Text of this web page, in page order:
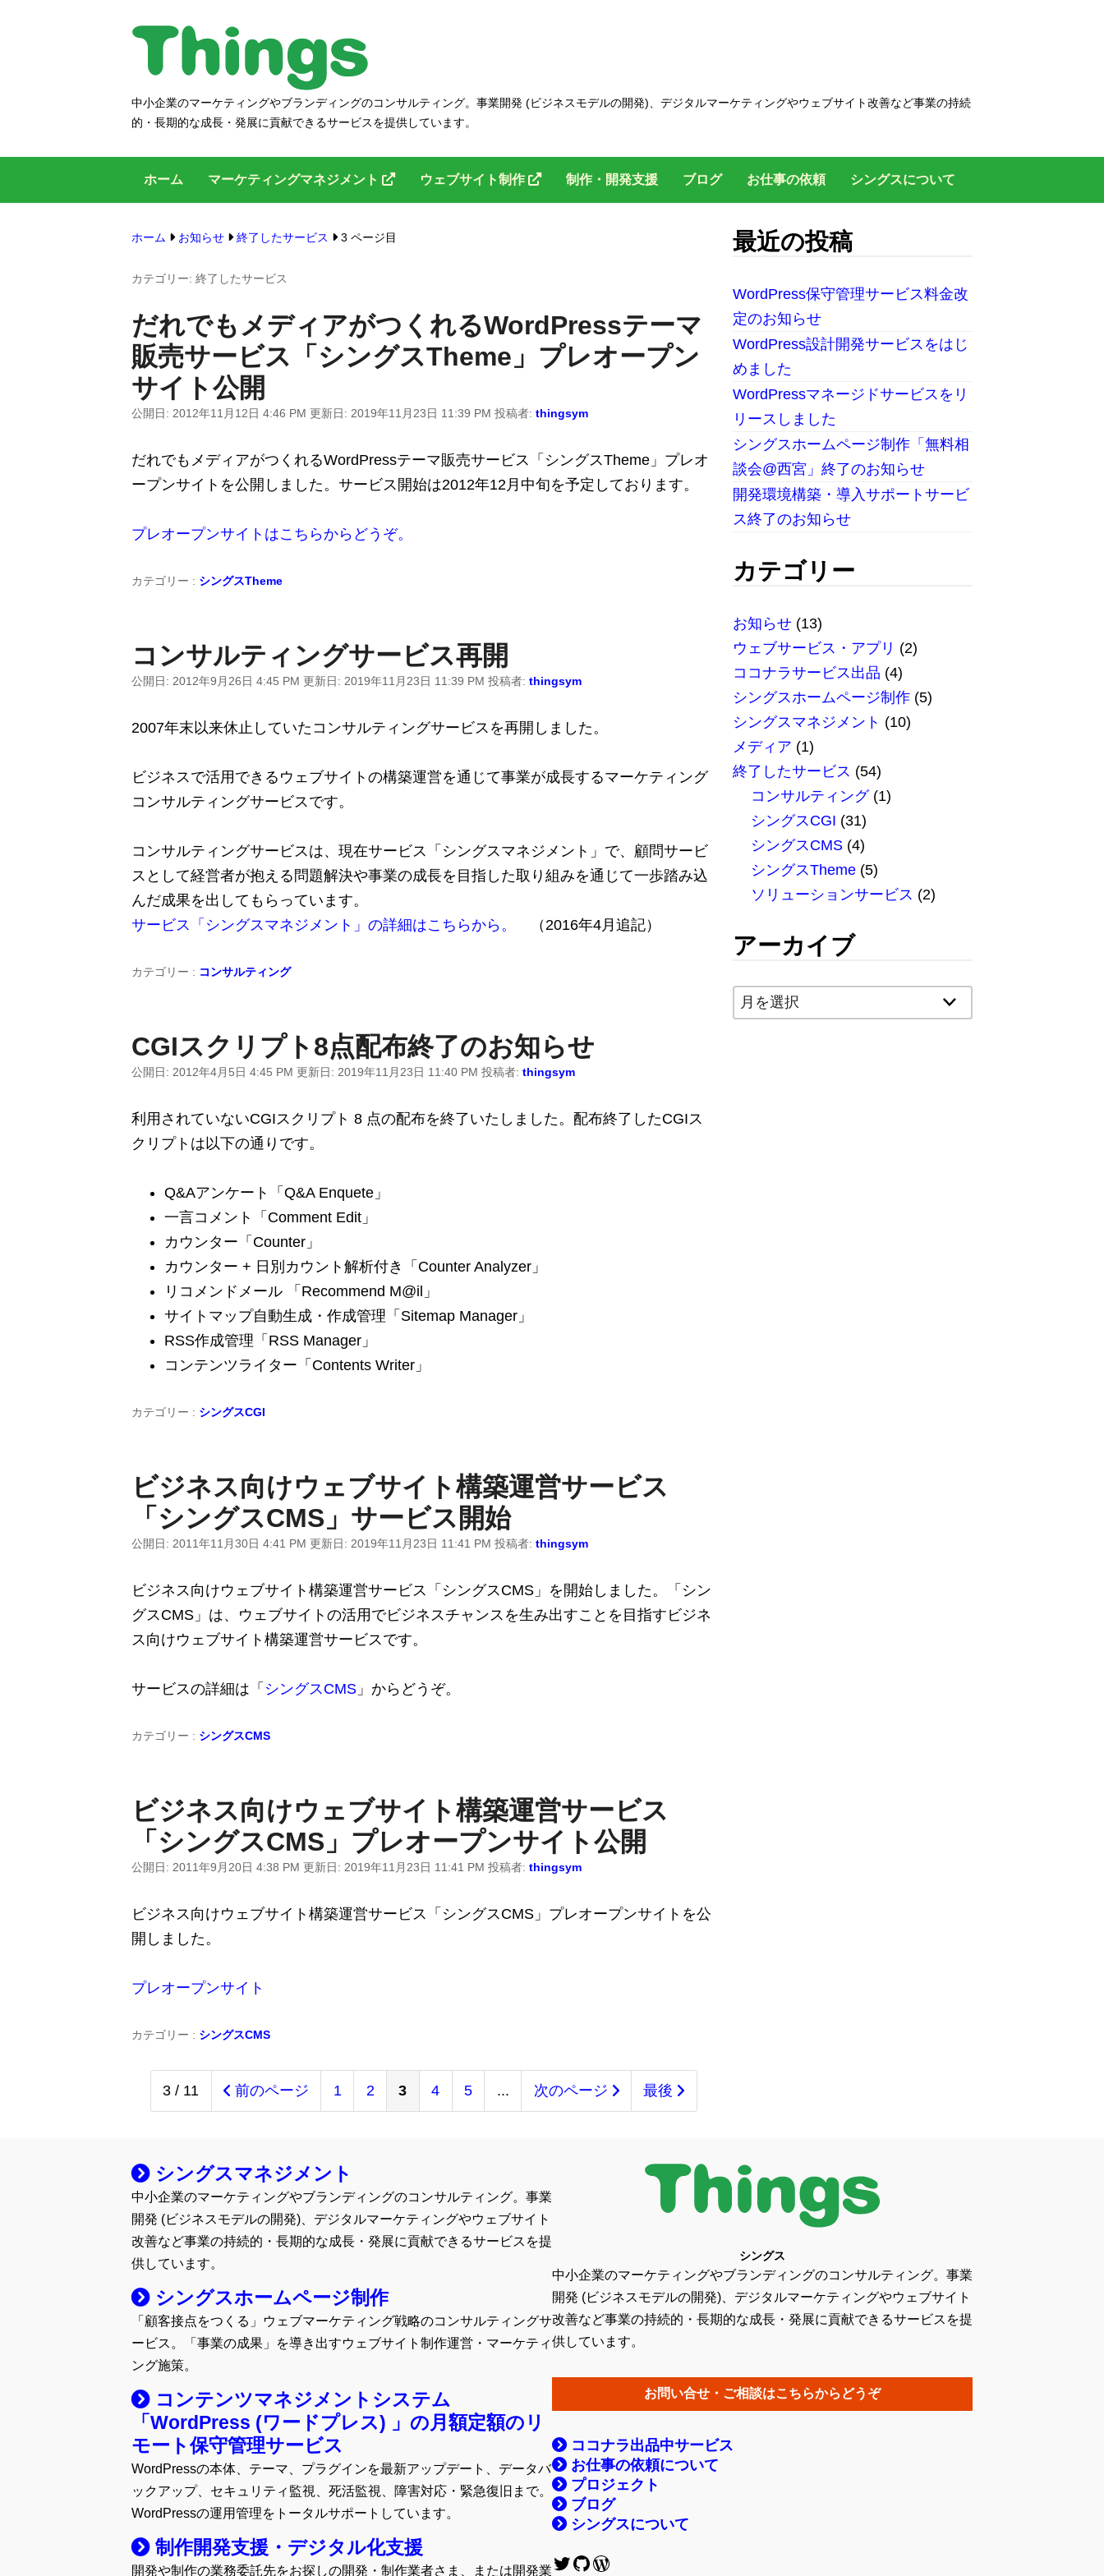
ス
シングス
中小企業のマーケティングやブランディングのコンサルティング。事業開発 (ビジネスモデルの開発)、デジタルマーケティングやウェブサイト改善など事業の持続
的・長期的な成長・発展に貢献できるサービスを提供しています。
ホーム マーケティングマネジメント ウェブサイト制作 制作・開発支援 ブログ お仕事の依頼 シングスについて
ホーム お知らせ 終了したサービス 3 ページ目
カテゴリー: 終了したサービス
だれでもメディアがつくれるWordPressテーマ
販売サービス「シングスTheme」プレオープン
サイト公開
公開日: 2012年11月12日 4:46 PM 更新日: 2019年11月23日 11:39 PM 投稿者: thingsym
だれでもメディアがつくれるWordPressテーマ販売サービス「シングスTheme」プレオ
ープンサイトを公開しました。サービス開始は2012年12月中旬を予定しております。
プレオープンサイトはこちらからどうぞ。
カテゴリー : シングスTheme
コンサルティングサービス再開
公開日: 2012年9月26日 4:45 PM 更新日: 2019年11月23日 11:39 PM 投稿者: thingsym
2007年末以来休止していたコンサルティングサービスを再開しました。
ビジネスで活用できるウェブサイトの構築運営を通じて事業が成長するマーケティング
コンサルティングサービスです。
コンサルティングサービスは、現在サービス「シングスマネジメント」で、顧問サービ
スとして経営者が抱える問題解決や事業の成長を目指した取り組みを通じて一歩踏み込
んだ成果を出してもらっています。
サービス「シングスマネジメント」の詳細はこちらから。
（2016年4月追記）
カテゴリー : コンサルティング
CGIスクリプト8点配布終了のお知らせ
公開日: 2012年4月5日 4:45 PM 更新日: 2019年11月23日 11:40 PM 投稿者: thingsym
利用されていないCGIスクリプト 8 点の配布を終了いたしました。配布終了したCGIス
クリプトは以下の通りです。
Q&Aアンケート「Q&A Enquete」
一言コメント「Comment Edit」
カウンター「Counter」
カウンター + 日別カウント解析付き「Counter Analyzer」
リコメンドメール 「Recommend M@il」
サイトマップ自動生成・作成管理「Sitemap Manager」
RSS作成管理「RSS Manager」
コンテンツライター「Contents Writer」
カテゴリー : シングスCGI
ビジネス向けウェブサイト構築運営サービス
「シングスCMS」サービス開始
公開日: 2011年11月30日 4:41 PM 更新日: 2019年11月23日 11:41 PM 投稿者: thingsym
ビジネス向けウェブサイト構築運営サービス「シングスCMS」を開始しました。「シン
グスCMS」は、ウェブサイトの活用でビジネスチャンスを生み出すことを目指すビジネ
ス向けウェブサイト構築運営サービスです。
サービスの詳細は「 シングスCMS 」からどうぞ。
カテゴリー : シングスCMS
ビジネス向けウェブサイト構築運営サービス
「シングスCMS」プレオープンサイト公開
公開日: 2011年9月20日 4:38 PM 更新日: 2019年11月23日 11:41 PM 投稿者: thingsym
ビジネス向けウェブサイト構築運営サービス「シングスCMS」プレオープンサイトを公
開しました。
プレオープンサイト
カテゴリー : シングスCMS
3 / 11 前のページ 1 2 3 4 5 ... 次のページ 最後
最近の投稿
WordPress保守管理サービス料金改
定のお知らせ
WordPress設計開発サービスをはじ
めました
WordPressマネージドサービスをリ
リースしました
シングスホームページ制作「無料相
談会@西宮」終了のお知らせ
開発環境構築・導入サポートサービ
ス終了のお知らせ
カテゴリー
お知らせ (13)
ウェブサービス・アプリ (2)
ココナラサービス出品 (4)
シングスホームページ制作 (5)
シングスマネジメント (10)
メディア (1)
終了したサービス (54)
コンサルティング(1)
シングスCGI (31)
シングスCMS(4)
シングスTheme(5)
ソリューションサービス (2)
アーカイブ
ア
ー
シングスマネジメント
中小企業のマーケティングやブランディングのコンサルティング。事業
開発 (ビジネスモデルの開発)、デジタルマーケティングやウェブサイト
改善など事業の持続的・長期的な成長・発展に貢献できるサービスを提
供しています。
シングスホームページ制作
「顧客接点をつくる」ウェブマーケティング戦略のコンサルティングサ
ービス。「事業の成果」を導き出すウェブサイト制作運営・マーケティ
ング施策。
コンテンツマネジメントシステム
「WordPress (ワードプレス) 」の月額定額のリ
モート保守管理サービス
WordPressの本体、テーマ、プラグインを最新アップデート、データバ
ックアップ、セキュリティ監視、死活監視、障害対応・緊急復旧まで。
WordPressの運用管理をトータルサポートしています。
制作開発支援・デジタル化支援
開発や制作の業務委託先をお探しの開発・制作業者さま、または開発業
シングス
中小企業のマーケティングやブランディングのコンサルティング。事業
開発 (ビジネスモデルの開発)、デジタルマーケティングやウェブサイト
改善など事業の持続的・長期的な成長・発展に貢献できるサービスを提
供しています。
お問い合せ・ご相談はこちらからどうぞ
ココナラ出品中サービス
お仕事の依頼について
プロジェクト
ブログ
シングスについて
Twitter GitHub WordPress